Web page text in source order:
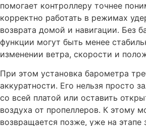
помогает контроллеру точнее
корректно работать в режимах
возврата домой и навигации. Без
функции могут быть менее
изменении ветра, скорости и
При этом установка барометра
аккуратности. Его нельзя просто
со всей платой или оставить
воздуха от пропеллеров. К этому
возвращается позже, уже на этапе